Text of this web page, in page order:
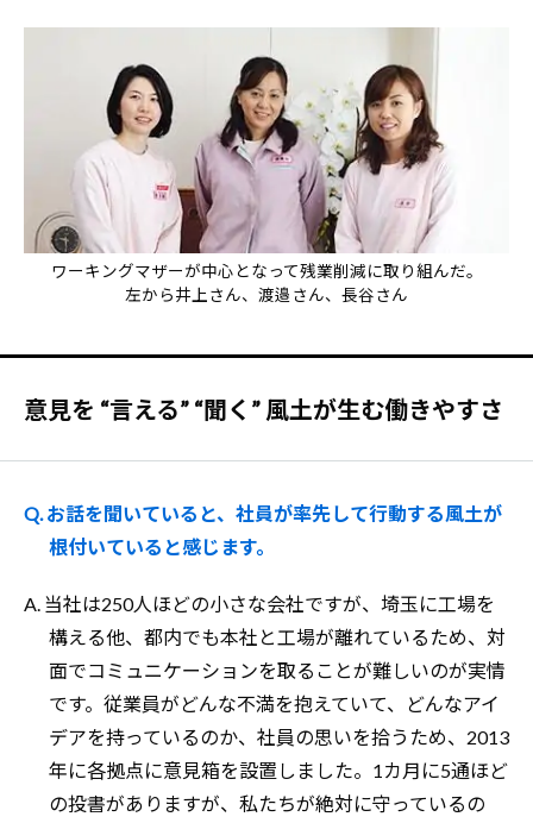
ワーキングマザーが中心となって残業削減に取り組んだ。
左から井上さん、渡邉さん、長谷さん
意見を “言える” “聞く” 風土が生む働きやすさ
Q. お話を聞いていると、社員が率先して行動する風土が
根付いていると感じます。
A. 当社は250人ほどの小さな会社ですが、埼玉に工場を
構える他、都内でも本社と工場が離れているため、対
面でコミュニケーションを取ることが難しいのが実情
です。従業員がどんな不満を抱えていて、どんなアイ
デアを持っているのか、社員の思いを拾うため、2013
年に各拠点に意見箱を設置しました。1カ月に5通ほど
の投書がありますが、私たちが絶対に守っているの